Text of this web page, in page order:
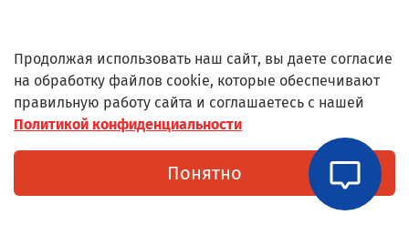
Информация
© Любое использование контента без письменного
разрешения запрещено
Продолжая использовать наш сайт, вы даете согласие
на обработку файлов cookie, которые обеспечивают
правильную работу сайта и соглашаетесь с нашей
Политикой конфиденциальности
Понятно